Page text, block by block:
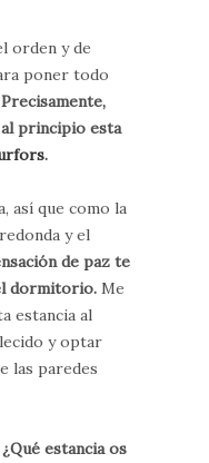
orden y de
poner todo
Precisamente,
principio esta
.
así que como la
y el
de paz te
dormitorio. Me
estancia al
y optar
las paredes
estancia os